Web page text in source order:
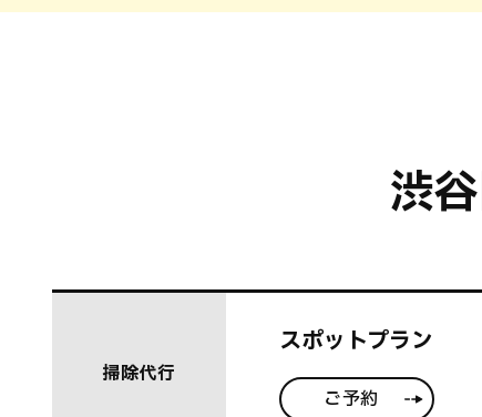
渋
掃除代行
スポットプラン
ご予約